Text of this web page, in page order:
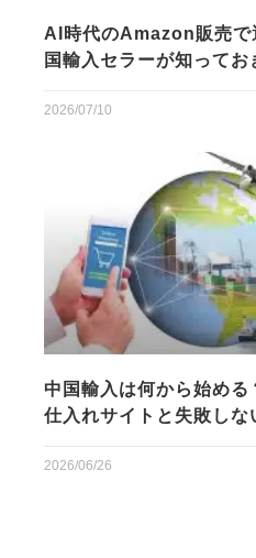
AI時代のAmazon販売で
国輸入セラーが知って
2026/07/10
中国輸入は何から始め
仕入れサイトと失敗しな
2026/06/26